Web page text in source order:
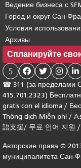
Ведение бизнеса с
Город и округ Сан-
Условия
Архивы
Спланируйте
5    
☎ 311 (за пределами
415.701.2323)
gratis con el idioma /
Thông dịch Miễn phí/
語支援/ 무료 언어 지원 /
Авторские права ©
муниципалитета Сан-